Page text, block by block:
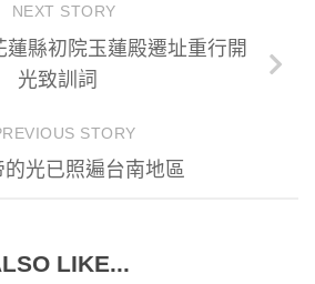
NEXT STORY
蓮縣初院玉蓮殿遷址重行開
光致訓詞
STORY
的光已照遍台南地區
LIKE...